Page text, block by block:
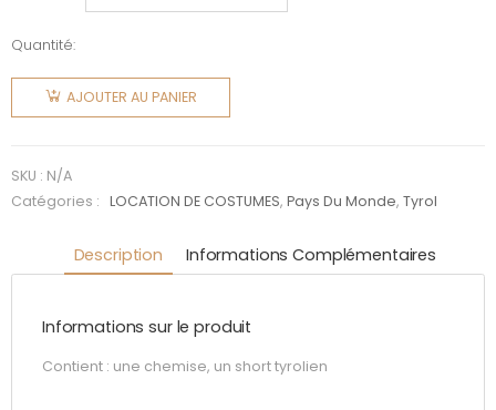
Quantité:
quantité
Edelweiss
AJOUTER AU PANIER
SKU : N/A
Catégories :
LOCATION DE COSTUMES,Pays Du Monde,Tyrol
Description Informations Complémentaires
Informations sur le produit
Contient : une chemise, un short tyrolien